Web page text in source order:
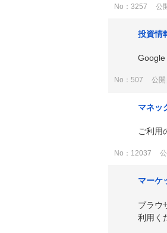
No：3257 公
投資情
Google
No：507 公
マネッ
ご利用
No：12037
マーケ
ブラウ
利用く